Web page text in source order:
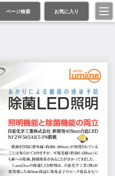
ページ検索 お気に入り